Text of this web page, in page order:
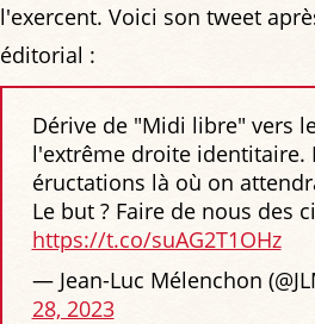
l'exercent. Voici son tweet
éditorial :
Dérive de "Midi libre" vers
l'extrême droite identitaire.
éructations là où on
Le but ? Faire de nous des
https://t.co/suAG2T1OHz
— Jean-Luc Mélenchon
28, 2023